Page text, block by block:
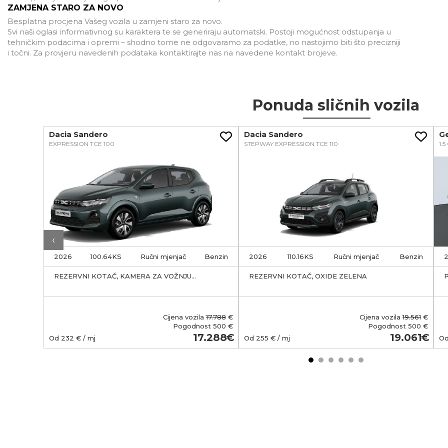
ZAMJENA STARO ZA NOVO
Besplatna procjena Vašeg vozila u zamjeni staro za novo.
Svi naši oglasi informativnog su karaktera te se generiraju automatski. Postoji mogućnost odstupanja u
tehničkim podacima i opremi – shodno tome ne odgovaramo za podatke, no nastojimo biti što precizniji
i točni. Za provjeru navedenih podataka kontaktirajte nas na navedene kontakt brojeve.
Ponuda sličnih vozila
‹
Dacia Sandero
EXPRESSION TCE 100
2026 100.64KS Ručni mjenjač Benzin
REZERVNI KOTAČ, KAMERA ZA VOŽNJU
Cijena vozila17.788 €
Pogodnost 500 €
Od 232 € / mj 17.288
Dacia Sandero
STEPWAY EXPRESSION TCE 110
2026 110.16KS Ručni mjenjač Benzin
REZERVNI KOTAČ, OXIDE ZELENA
Cijena vozila19.561 €
Pogodnost 500 €
Od 255 € / mj 19.061 Od